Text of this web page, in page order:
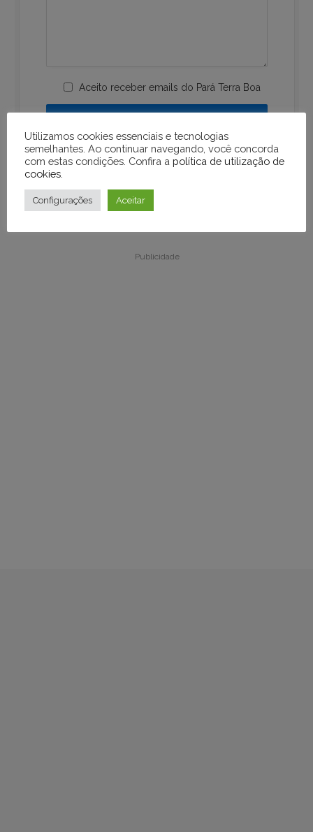
Aceito receber emails do Pará Terra Boa
Publicidade
Publicidade
Utilizamos cookies essenciais e tecnologias
semelhantes. Ao continuar navegando, você concorda
com estas condições. Confira a política de utilização de
cookies
Configurações Aceitar